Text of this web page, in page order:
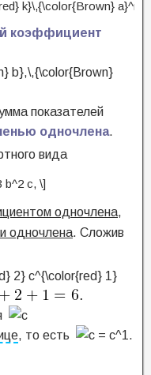
коэффициент
показателей
одночлена.
вида
одночлена,
одночлена. Сложив
, то есть